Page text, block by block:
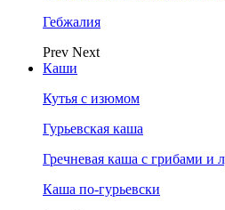
Гебжалия
Prev Next
Каши
Кутья с изюмом
Гурьевская каша
Гречневая каша с грибами и
Каша по-гурьевски